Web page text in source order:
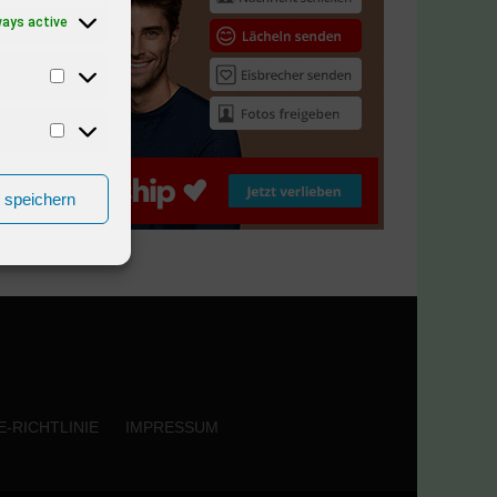
active
speichern
RICHTLINIE IMPRESSUM